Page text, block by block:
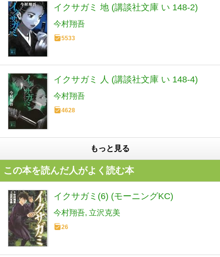
イクサガミ 地 (講談社文庫 い 148-2)
今村翔吾
5533
イクサガミ 人 (講談社文庫 い 148-4)
今村翔吾
4628
もっと見る
この本を読んだ人がよく読む本
イクサガミ(6) (モーニングKC)
今村翔吾 立沢克美
26